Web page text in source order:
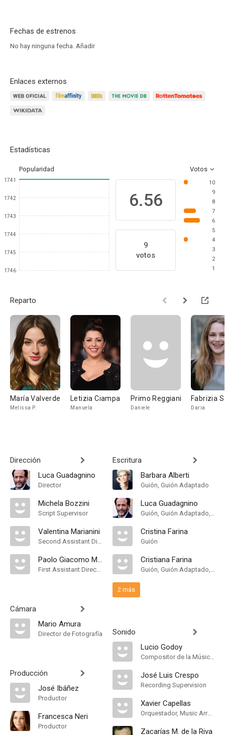
Fechas de estrenos
No hay ninguna fecha. Añadir
Enlaces externos
Estadísticas
Popularidad Votos
1741
1742
1743
1744
1745
1746
6.56
9
votos
10
9
8
7
6
5
4
3
2
1
Reparto
María Valverde
Melissa P.
Letizia Ciampa
Manuela
Primo Reggiani
Daniele
Fabrizia
Daria
Dirección
Luca Guadagnino
Director
Michela Bozzini
Script Supervisor
Valentina Marianini
Second Assistant Director
Paolo Giacomo Marino
First Assistant Director
Cámara
Mario Amura
Director de Fotografía
Producción
José Ibáñez
Productor
Francesca Neri
Productor
Escritura
Barbara Alberti
Guión, Guión Adaptado
Luca Guadagnino
Guión, Guión Adaptado, Historia
Cristina Farina
Guión
Cristiana Farina
Guión, Guión Adaptado, Historia
2 más
Sonido
Lucio Godoy
Compositor de la Música Original, Música
José Luis Crespo
Recording Supervision
Xavier Capellas
Orquestador, Music Arranger
Zacarías M. de la Riva